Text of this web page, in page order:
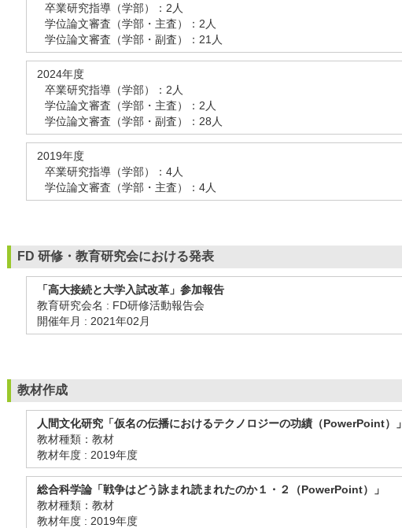
卒業研究指導（学部）：2人
学位論文審査（学部・主査）：2人
学位論文審査（学部・副査）：21人
2024年度
卒業研究指導（学部）：2人
学位論文審査（学部・主査）：2人
学位論文審査（学部・副査）：28人
2019年度
卒業研究指導（学部）：4人
学位論文審査（学部・主査）：4人
FD 研修・教育研究会における発表
「高大接続と大学入試改革」参加報告
教育研究会名 : FD研修活動報告会
開催年月 : 2021年02月
教材作成
人間文化研究「仮名の伝播におけるテクノロジーの功績（PowerPoint）」
教材種類：教材
教材年度 : 2019年度
総合科学論「戦争はどう詠まれ読まれたのか１・２（PowerPoint）」
教材種類：教材
教材年度 : 2019年度